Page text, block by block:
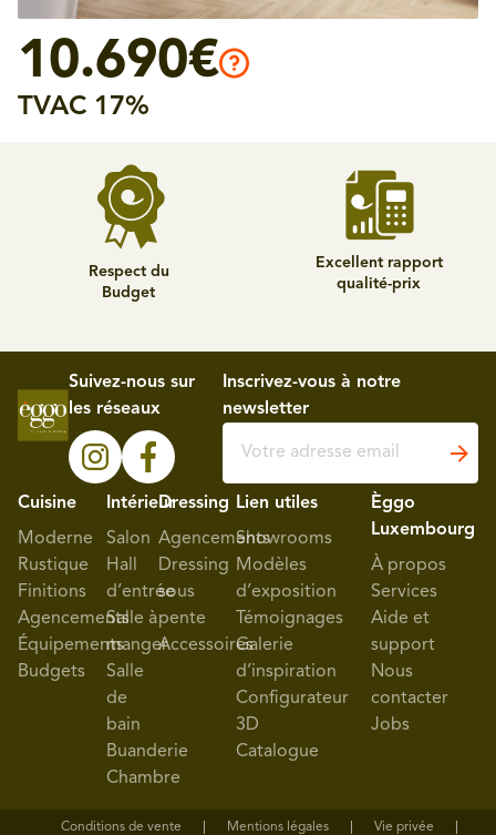
10.690€
TVAC 17%
Respect du
Budget
Excellent rapport
qualité-prix
Suivez-nous sur
les réseaux
Inscrivez-vous à notre
newsletter
Cuisine
Moderne
Rustique
Finitions
Agencements
Équipements
Budgets
Intérieur
Salon
Hall
d’entrée
Salle à
manger
Salle
de
bain
Buanderie
Chambre
Dressing
Agencements
Dressing
sous
pente
Accessoires
Lien utiles
Showrooms
Modèles
d’exposition
Témoignages
Galerie
d’inspiration
Configurateur
3D
Catalogue
Èggo
Luxembourg
À propos
Services
Aide et
support
Nous
contacter
Jobs
Conditions de vente Mentions légales Vie privée